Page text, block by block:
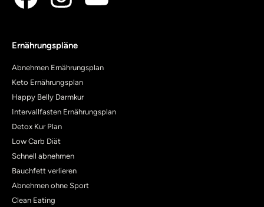
Ernährungspläne
Abnehmen Ernährungsplan
Keto Ernährungsplan
Happy Belly Darmkur
Intervallfasten Ernährungsplan
Detox Kur Plan
Low Carb Diät
Schnell abnehmen
Bauchfett verlieren
Abnehmen ohne Sport
Clean Eating